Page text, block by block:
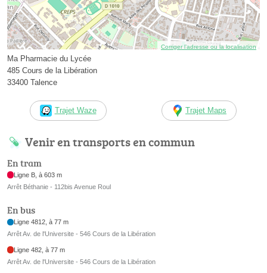
Corriger l’adresse ou la localisation
Ma Pharmacie du Lycée
485 Cours de la Libération
33400 Talence
Trajet Waze Trajet Maps
Venir en transports en commun
En tram
Ligne B, à 603 m
Arrêt Béthanie - 112bis Avenue Roul
En bus
Ligne 4812, à 77 m
Arrêt Av. de l'Universite - 546 Cours de la Libération
Ligne 482, à 77 m
Arrêt Av. de l'Universite - 546 Cours de la Libération